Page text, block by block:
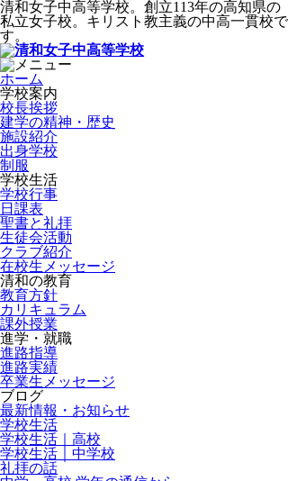
清和女子中高等学校。創立113年の高知県の
私立女子校。キリスト教主義の中高一貫校で
す。
ホーム
学校案内
校長挨拶
建学の精神・歴史
施設紹介
出身学校
制服
学校生活
学校行事
日課表
聖書と礼拝
生徒会活動
クラブ紹介
在校生メッセージ
清和の教育
教育方針
カリキュラム
課外授業
進学・就職
進路指導
進路実績
卒業生メッセージ
ブログ
最新情報・お知らせ
学校生活
学校生活｜高校
学校生活｜中学校
礼拝の話